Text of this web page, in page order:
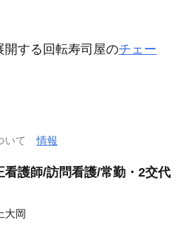
開する回転寿司屋のチェー
ついて情報
看護師/訪問看護/常勤・2交代
大岡